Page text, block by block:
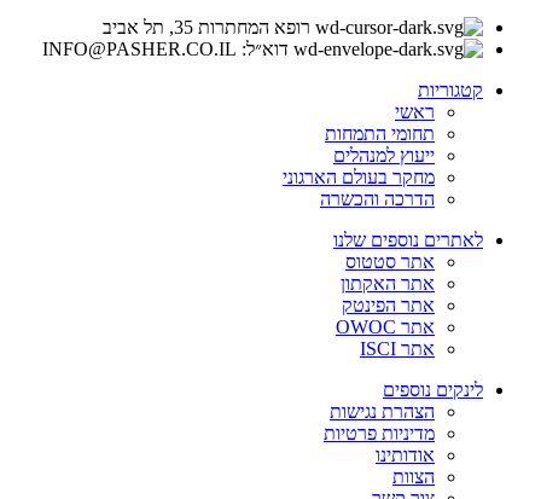
רופא המחתרות 35, תל אביב
דוא״ל: INFO@PASHER.CO.IL
קטגוריות
ראשי
תחומי התמחות
ייעוץ למנהלים
מחקר בעולם הארגוני
הדרכה והכשרה
לאתרים נוספים שלנו
אתר סטטוס
אתר האקתון
אתר הפינטק
אתר OWOC
אתר ISCI
לינקים נוספים
הצהרת נגישות
מדיניות פרטיות
אודותינו
הצוות